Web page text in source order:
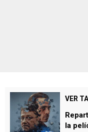
VER
la